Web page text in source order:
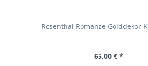
Rosenthal Romanze Golddekor
65,00 € *